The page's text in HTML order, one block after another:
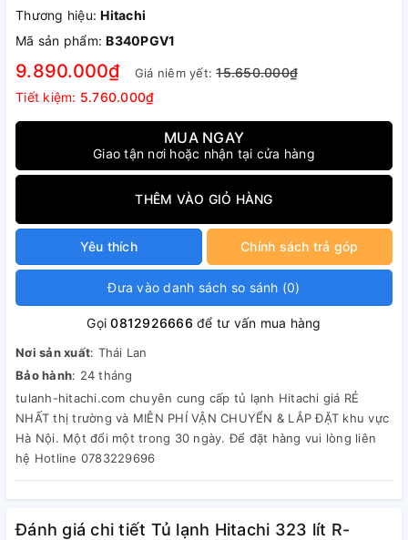
Thương hiệu:Hitachi
Mã sản phẩm:B340PGV1
9.890.000₫ Giá niêm yết:15.650.000₫
Tiết kiệm: 5.760.000₫
MUA NGAY
Giao tận nơi hoặc nhận tại cửa hàng
THÊM VÀO GIỎ HÀNG
Yêu thích Chính sách trả góp
Đưa vào danh sách so sánh (0)
Gọi0812926666 để tư vấn mua hàng
Nơi sản xuất: Thái Lan
Bảo hành: 24 tháng
tulanh-hitachi.com chuyên cung cấp tủ lạnh Hitachi giá RẺ
NHẤT thị trường và MIỄN PHÍ VẬN CHUYỂN & LẮP ĐẶT khu vực
Hà Nội. Một đổi một trong 30 ngày. Để đặt hàng vui lòng liên
hệ Hotline 0783229696
Đánh giá chi tiết Tủ lạnh Hitachi 323 lít R-